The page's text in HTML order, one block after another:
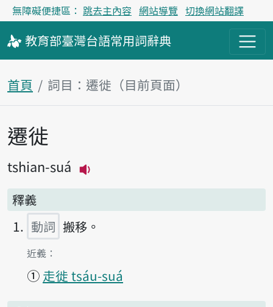
無障礙便捷區： 跳去主內容 網站導覽 切換網站翻譯
教育部臺灣台語常用詞辭典
首頁 詞目：遷徙（目前頁面）
主內容區塊
遷徙
tshian-suá
釋義
動詞 搬移。
第1項釋義的
近義：
① 走徙 tsáu-suá